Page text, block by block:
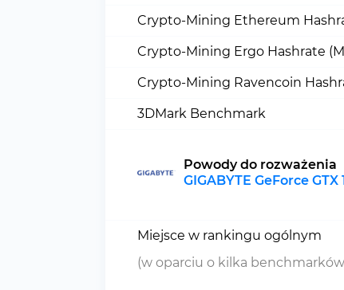
Crypto-Mining Ethereum
Crypto-Mining Ergo Hashrate
Crypto-Mining Ravencoin
3DMark Benchmark
Powody do rozważenia
GIGABYTE GeForce
Miejsce w rankingu ogólnym
(w oparciu o kilka